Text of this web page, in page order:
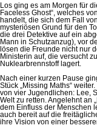
Los ging es am Morgen für
Faceless Ghost“, welches
handelt, die sich dem Fall
mysteriösen Grund für den
die drei Detektive auf ein
Mann in Schutzanzug), vor
lösen die Freunde nicht nur
Ministerin auf, die versucht
Nuklearbrennstoff lagert.
Nach einer kurzen Pause
Stück „Missing Maths“
von vier Jugendlichen: Lee,
Welt zu retten. Angelehnt an
dem Einfluss der Menschen
auch bereit auf die
ihre Vision von einer